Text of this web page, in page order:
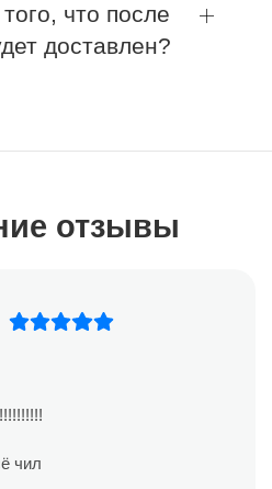
что после
доставлен?
отзывы
чил